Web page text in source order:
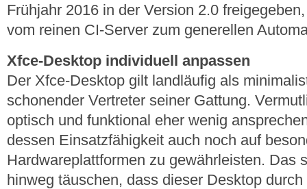
Frühjahr 2016 in der Version 2.0
vom reinen CI-Server zum generellen
Xfce-Desktop individuell anpassen
Der Xfce-Desktop gilt landläufig als
schonender Vertreter seiner Gattung.
optisch und funktional eher wenig
dessen Einsatzfähigkeit auch noch auf
Hardwareplattformen zu gewährleisten. Das
hinweg täuschen, dass dieser Desktop